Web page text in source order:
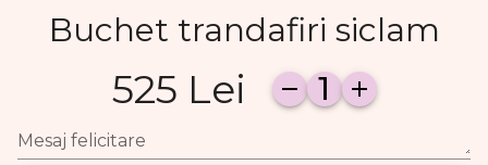
Buchet trandafiri siclam
525 Lei 1
Mesaj felicitare